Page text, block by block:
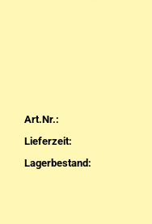
Art.Nr.:
Lieferzeit:
Lagerbestand: